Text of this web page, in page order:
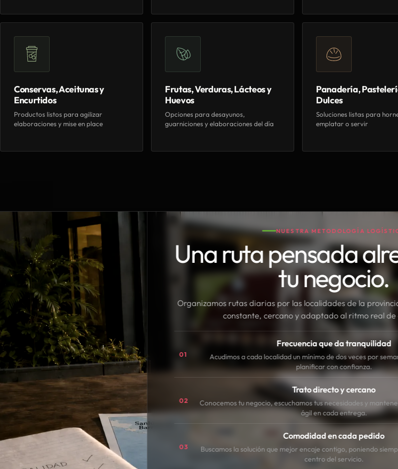
Conservas, Aceitunas y
Encurtidos
Productos listos para agilizar
elaboraciones y mise en place
Frutas, Verduras, Lácteos y
Huevos
Opciones para desayunos,
guarniciones y elaboraciones del día
Panadería,
Dulces
Soluciones listas para
emplatar o servir
NUESTRA METODOLOGÍA
Una ruta pensada
tu negocio.
Organizamos rutas diarias por las localidades de la
constante, cercano y adaptado al ritmo real de
01
Frecuencia que da tranquilidad
Acudimos a cada localidad un mínimo de dos veces por
planificar con confianza.
02
Trato directo y cercano
Conocemos tu negocio, escuchamos tus necesidades y
ágil en cada entrega.
03
Comodidad en cada pedido
Buscamos la solución que mejor encaje contigo, poniendo
centro del servicio.